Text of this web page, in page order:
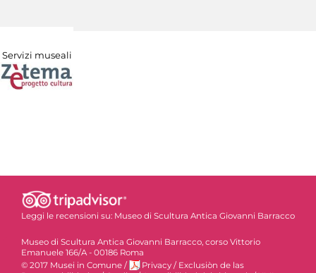
Servizi museali
Leggi le recensioni su: Museo di Scultura Antica Giovanni Barracco
Museo di Scultura Antica Giovanni Barracco, corso Vittorio
Emanuele 166/A - 00186 Roma
© 2017 Musei in Comune / Privacy / Exclusiòn de las